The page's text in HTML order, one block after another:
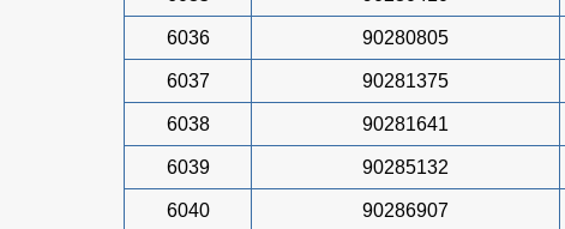
6036 90280805
6037 90281375
6038 90281641
6039 90285132
6040 90286907